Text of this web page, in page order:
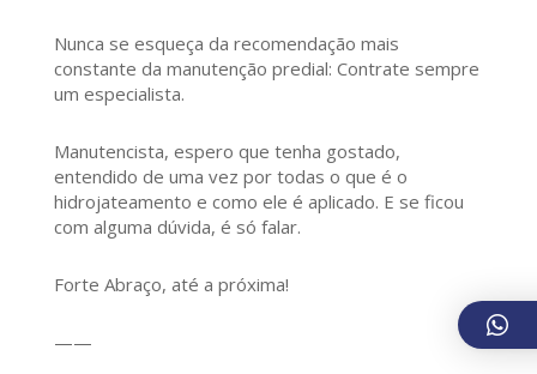
Nunca se esqueça da recomendação mais
constante da manutenção predial: Contrate sempre
um especialista.
Manutencista, espero que tenha gostado,
entendido de uma vez por todas o que é o
hidrojateamento e como ele é aplicado. E se ficou
com alguma dúvida, é só falar.
Forte Abraço, até a próxima!
——